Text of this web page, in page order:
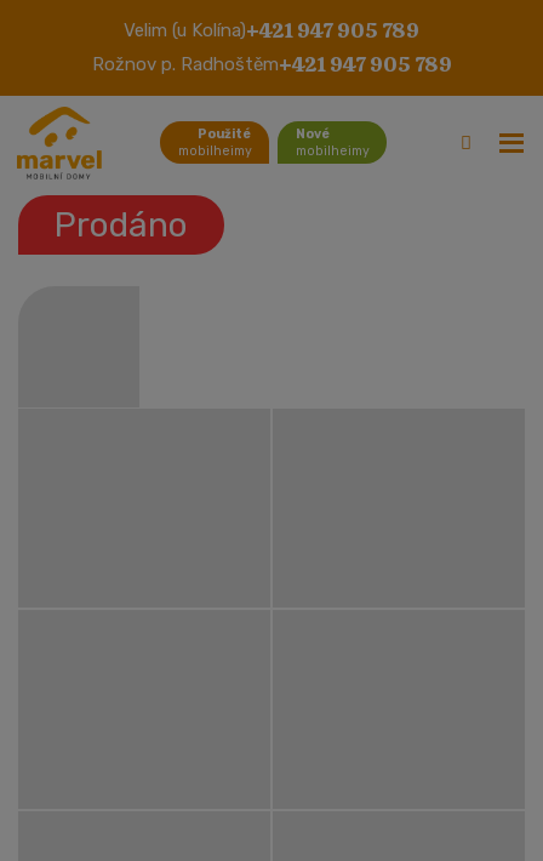
Velim (u Kolína)+421 947 905 789
Rožnov p. Radhoštěm+421 947 905 789
Použité
mobilheimy
Nové
mobilheimy
Chalet White
Prodáno